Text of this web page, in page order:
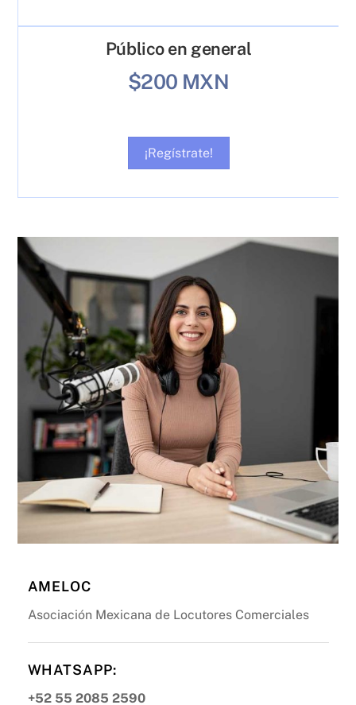
Público en general
$200 MXN
¡Regístrate!
AMELOC
Asociación Mexicana de Locutores Comerciales
WHATSAPP:
+52 55 2085 2590